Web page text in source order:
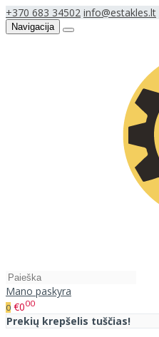
+370 683 34502 info@estakles.lt
Navigacija
Mano paskyra
0 €000
Prekių krepšelis tuščias!